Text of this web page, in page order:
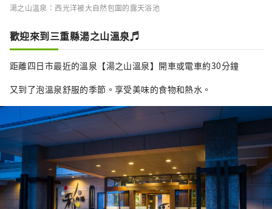
湯之山溫泉：西光洋被大自然包圍的露天浴池
歡迎來到三重縣湯之山溫泉♬
距離四日市最近的溫泉【湯之山溫泉】開車或電車約30分鐘
又到了泡溫泉舒服的季節。享受美味的食物和熱水。